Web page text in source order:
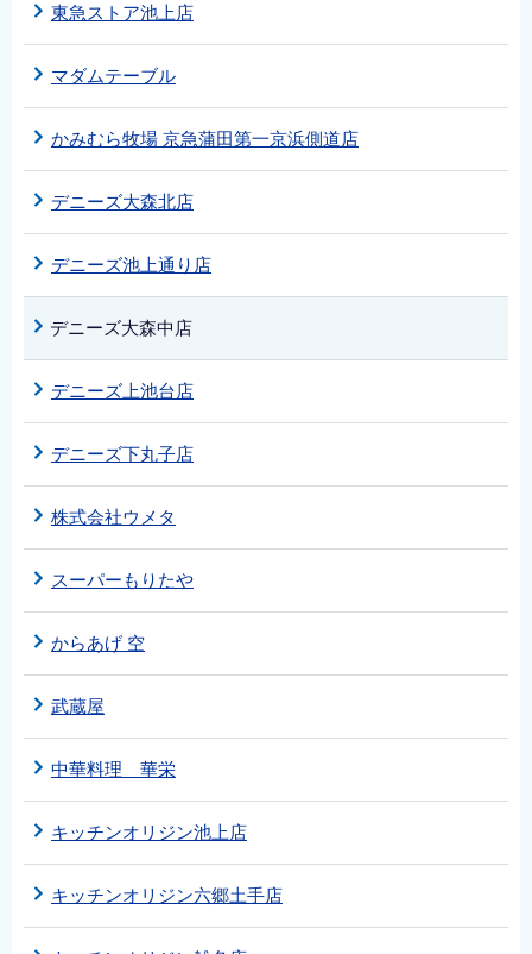
東急ストア池上店
マダムテーブル
かみむら牧場 京急蒲田第一京浜側道店
デニーズ大森北店
デニーズ池上通り店
デニーズ大森中店
デニーズ上池台店
デニーズ下丸子店
株式会社ウメタ
スーパーもりたや
からあげ 空
武蔵屋
中華料理 華栄
キッチンオリジン池上店
キッチンオリジン六郷土手店